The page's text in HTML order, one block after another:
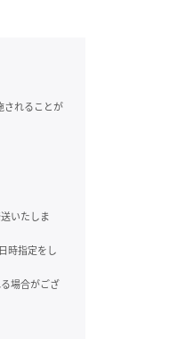
されることが
いたしま
時指定をし
場合がござ